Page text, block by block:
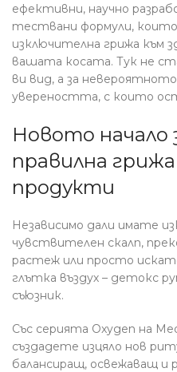
ефективни, научно
тествани формули, които
изключителна грижа към
вашата косата. Тук не
ви вид, а за
увереността, с които
Новото начало
правилна
продукти
Независимо дали имате
чувствителен скалп,
растеж или просто
глътка въздух – детокс
съюзник.
Със серията Oxygen на
създадете изцяло нов
балансиращ, освежаващ и